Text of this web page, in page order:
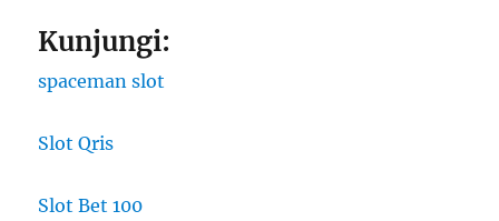
Kunjungi:
spaceman slot
Slot Qris
Slot Bet 100